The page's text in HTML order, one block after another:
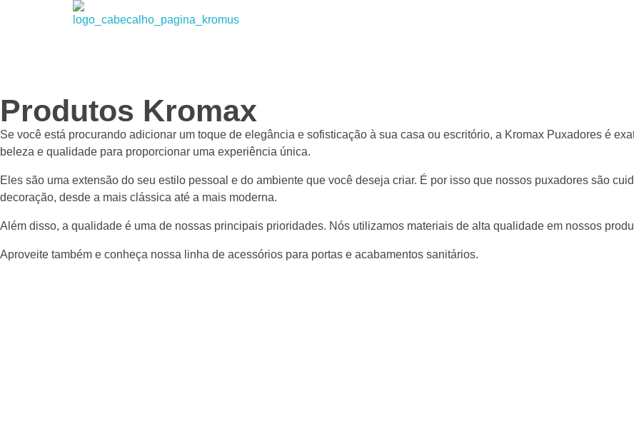
Produtos Kromax
Se você está procurando adicionar um toque de elegância e sofisticação à sua casa ou escritório, a Kromax Puxadores é
beleza e qualidade para proporcionar uma experiência única.
Eles são uma extensão do seu estilo pessoal e do ambiente que você deseja criar. É por isso que nossos puxadores são
decoração, desde a mais clássica até a mais moderna.
Além disso, a qualidade é uma de nossas principais prioridades. Nós utilizamos materiais de alta qualidade em nossos
Aproveite também e conheça nossa linha de acessórios para portas e acabamentos sanitários.